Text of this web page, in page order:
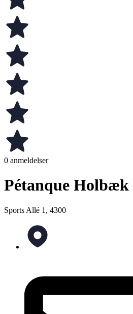
0 anmeldelser
Pétanque Holbæk
Sports Allé 1, 4300